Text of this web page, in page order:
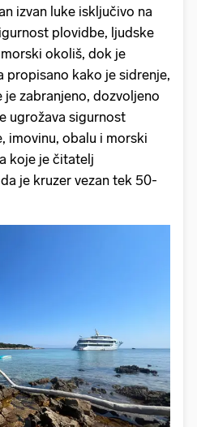
izvan luke isključivo na
plovidbe, ljudske
okoliš, dok je
propisano kako je sidrenje,
zabranjeno, dozvoljeno
ugrožava sigurnost
imovinu, obalu i morski
koje je čitatelj
je kruzer vezan tek 50-